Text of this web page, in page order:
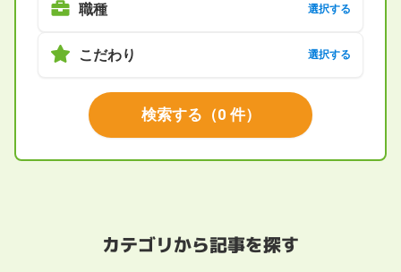
職種 選択する
こだわり 選択する
検索する （0 件）
カテゴリから記事を探す